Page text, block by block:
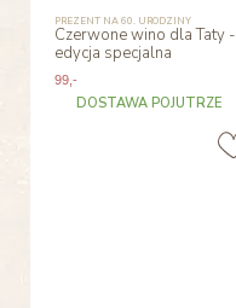
PREZENT NA 60. URODZINY
Czerwone wino dla Taty -
edycja specjalna
99,-
DOSTAWA POJUTRZE